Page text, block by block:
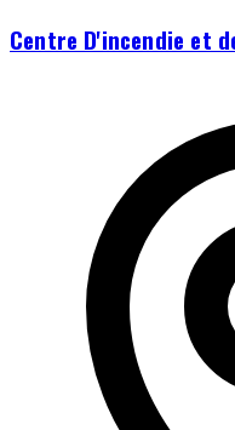
Centre D'incendie et